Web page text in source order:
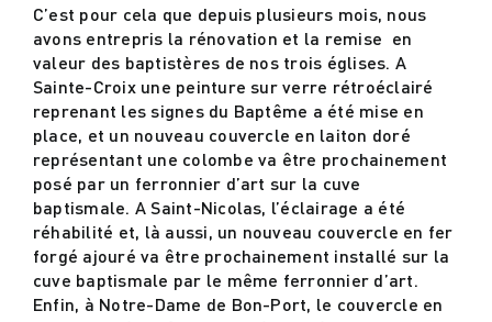
C’est pour cela que depuis plusieurs mois, nous
avons entrepris la rénovation et la remise en
valeur des baptistères de nos trois églises. A
Sainte-Croix une peinture sur verre rétroéclairé
reprenant les signes du Baptême a été mise en
place, et un nouveau couvercle en laiton doré
représentant une colombe va être prochainement
posé par un ferronnier d’art sur la cuve
baptismale. A Saint-Nicolas, l’éclairage a été
réhabilité et, là aussi, un nouveau couvercle en fer
forgé ajouré va être prochainement installé sur la
cuve baptismale par le même ferronnier d’art.
Enfin, à Notre-Dame de Bon-Port, le couvercle en